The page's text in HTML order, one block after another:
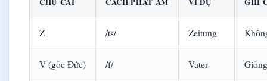
Z /ts/ Zeitung
V (gốc Đức) /f/ Vater